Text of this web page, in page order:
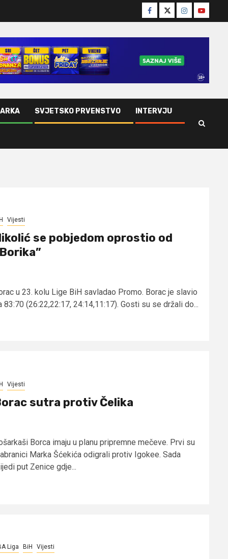
Facebook
TwitterInstagram
Youtube
SVJETSKO PRVENSTVO INTERVJU
Vijesti
se pobjedom oprostio od
u 23. kolu Lige BiH savladao Promo. Borac je slavio
83:70 (26:22,22:17, 24:14,11:17). Gosti su se držali do...
Vijesti
sutra protiv Čelika
Borca imaju u planu pripremne mečeve. Prvi su
Marka Šćekića odigrali protiv Igokee. Sada
put Zenice gdje...
Liga BiH Vijesti